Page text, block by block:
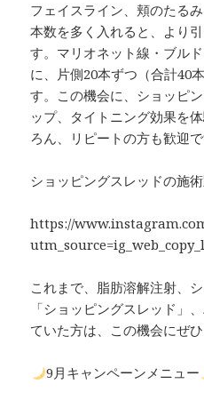
フェイスライン、頬のたる
本数を多く入れると、より
す。マリオネット線・ブル
に、片側20本ずつ（合計40
す。この機会に、ショッピ
ップ、タイトニング効果を
ろん、リピートの方も歓迎
ショッピングスレッドの施
https://
これまで、脂肪溶解注射、
「ショッピングスレッド」
ていた方は、この機会にぜひ
9月キャンペーンメニュー